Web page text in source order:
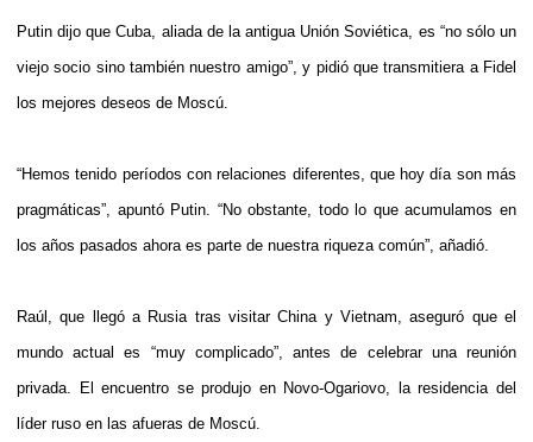
Putin dijo que Cuba, aliada de la antigua Unión Soviética, es “no sólo un
viejo socio sino también nuestro amigo”, y pidió que transmitiera a Fidel
los mejores deseos de Moscú.
“Hemos tenido períodos con relaciones diferentes, que hoy día son más
pragmáticas”, apuntó Putin. “No obstante, todo lo que acumulamos en
los años pasados ahora es parte de nuestra riqueza común”, añadió.
Raúl, que llegó a Rusia tras visitar China y Vietnam, aseguró que el
mundo actual es “muy complicado”, antes de celebrar una reunión
privada. El encuentro se produjo en Novo-Ogariovo, la residencia del
líder ruso en las afueras de Moscú.